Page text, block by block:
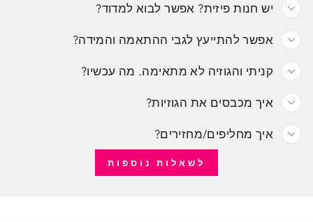
יש חנות פיזית? אפשר לבוא למדוד?
אפשר להתייעץ לגבי ההתאמה והמידה?
קניתי והגוזיה לא מתאימה. מה עכשיו?
איך מכבסים את הגוזיות?
איך מחליפים/מחזירים?
לשאלות נוספות